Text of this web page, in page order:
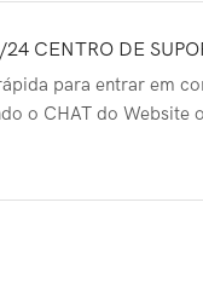
CENTRO DE
para entrar em
o CHAT do Website